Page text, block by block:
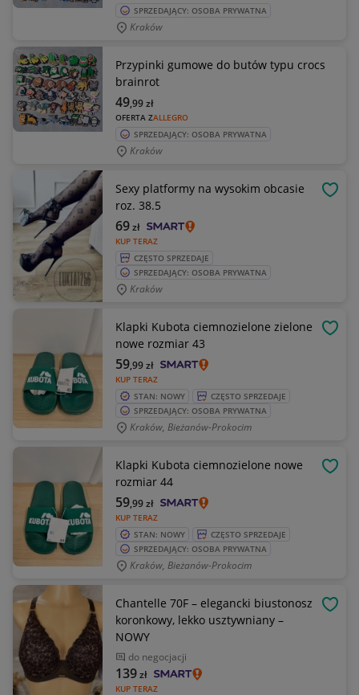
SPRZEDAJĄCY: OSOBA PRYWATNA
Kraków
Przypinki gumowe do butów typu crocs
brainrot
OFERTA ZALLEGRO
49,99zł
SPRZEDAJĄCY: OSOBA PRYWATNA
Kraków
Sexy platformy na wysokim obcasie
roz. 38.5
KUP TERAZ
69zł
CZĘSTO SPRZEDAJE
SPRZEDAJĄCY: OSOBA PRYWATNA
Kraków
Klapki Kubota ciemnozielone zielone
nowe rozmiar 43
KUP TERAZ
59,99zł
STAN: NOWY
CZĘSTO SPRZEDAJE
SPRZEDAJĄCY: OSOBA PRYWATNA
Kraków, Bieżanów-Prokocim
Klapki Kubota ciemnozielone nowe
rozmiar 44
KUP TERAZ
59,99zł
STAN: NOWY
CZĘSTO SPRZEDAJE
SPRZEDAJĄCY: OSOBA PRYWATNA
Kraków, Bieżanów-Prokocim
Chantelle 70F – elegancki biustonosz
koronkowy, lekko usztywniany –
NOWY
do negocjacji
KUP TERAZ
139zł